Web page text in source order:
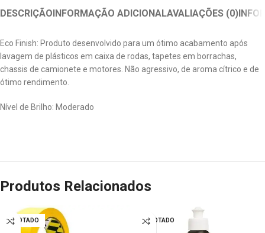
DESCRIÇÃOINFORMAÇÃO ADICIONALAVALIAÇÕES (0)
Eco Finish: Produto desenvolvido para um ótimo acabamento após
lavagem de plásticos em caixa de rodas, tapetes em borrachas,
chassis de camionete e motores. Não agressivo, de aroma cítrico e de
ótimo rendimento.
Nível de Brilho: Moderado
Produtos Relacionados
ESGOTADO ESGOTADO